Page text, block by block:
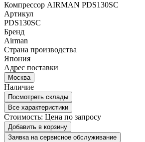
Компрессор AIRMAN PDS130SC
Артикул
PDS130SC
Бренд
Airman
Страна производства
Япония
Адрес поставки
Москва
Наличие
Посмотреть склады
Все характеристики
Стоимость: Цена по запросу
Добавить в корзину
Заявка на сервисное обслуживание